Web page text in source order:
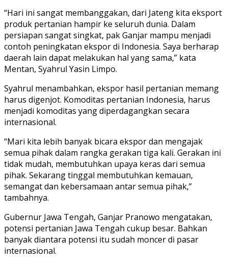
“Hari ini sangat membanggakan, dari Jateng kita eksport
produk pertanian hampir ke seluruh dunia. Dalam
persiapan sangat singkat, pak Ganjar mampu menjadi
contoh peningkatan ekspor di Indonesia. Saya berharap
daerah lain dapat melakukan hal yang sama,” kata
Mentan, Syahrul Yasin Limpo.
Syahrul menambahkan, ekspor hasil pertanian memang
harus digenjot. Komoditas pertanian Indonesia, harus
menjadi komoditas yang diperdagangkan secara
internasional.
“Mari kita lebih banyak bicara ekspor dan mengajak
semua pihak dalam rangka gerakan tiga kali. Gerakan ini
tidak mudah, membutuhkan upaya keras dari semua
pihak. Sekarang tinggal membutuhkan kemauan,
semangat dan kebersamaan antar semua pihak,”
tambahnya.
Gubernur Jawa Tengah, Ganjar Pranowo mengatakan,
potensi pertanian Jawa Tengah cukup besar. Bahkan
banyak diantara potensi itu sudah moncer di pasar
internasional.